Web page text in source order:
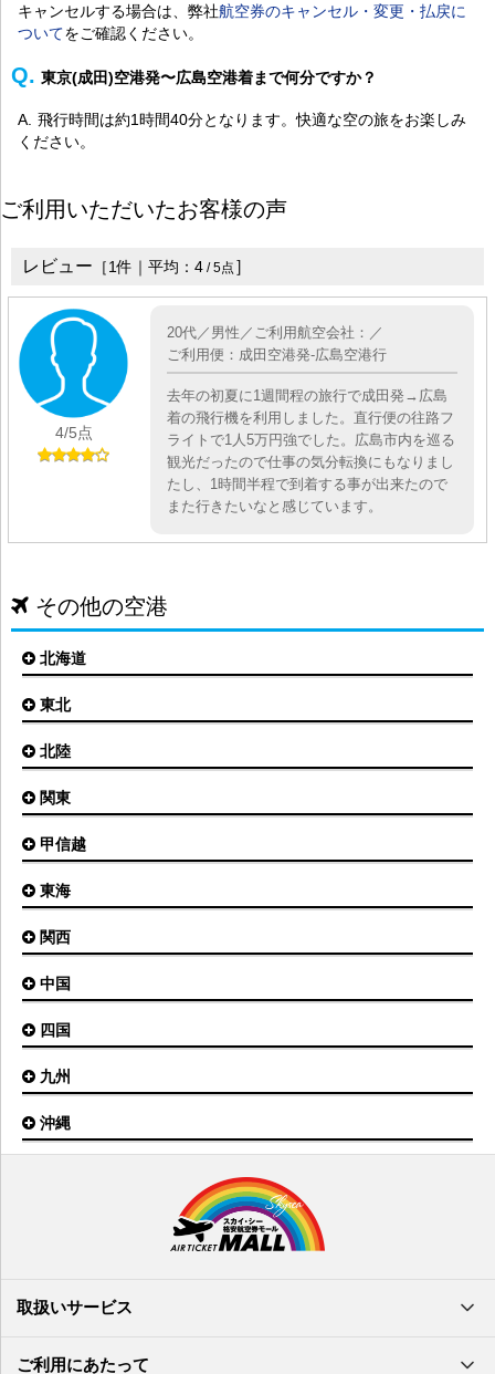
キャンセルする場合は、弊社航空券のキャンセル・変更・払戻に
ついてをご確認ください。
東京(成田)空港発〜広島空港着まで何分ですか？
飛行時間は約1時間40分となります。快適な空の旅をお楽しみ
ください。
ご利用いただいたお客様の声
レビュー ［1件｜平均： 4 /5点 ］
4/5点
20代／男性／ご利用航空会社：／
ご利用便：成田空港発-広島空港行
去年の初夏に1週間程の旅行で成田発→広島
着の飛行機を利用しました。直行便の往路フ
ライトで1人5万円強でした。広島市内を巡る
観光だったので仕事の気分転換にもなりまし
たし、1時間半程で到着する事が出来たので
また行きたいなと感じています。
その他の空港
北海道
札幌(新千歳)空港
旭川空港
オホーツク紋別空港
釧路空港
稚内空港
とかち帯広空港
根室中標津空港
奥尻空港
利尻空港
東北
仙台空港
青森空港
三沢空港
福島空港
大館能代空港
庄内空港
山形空港
北陸
小松空港
能登空港
関東
東京(羽田)空港
茨城空港
八丈島空港
甲信越
新潟空港
東海
名古屋(中部)空港
静岡空港
関西
大阪(伊丹)空港
神戸空港
南紀白浜空港
但馬空港
中国
広島空港
山口宇部空港
出雲空港
米子空港
四国
松山空港
徳島空港
九州
福岡空港
鹿児島空港
北九州空港
沖縄
南大東空港
多良間空港
取扱いサービス
ご利用にあたって